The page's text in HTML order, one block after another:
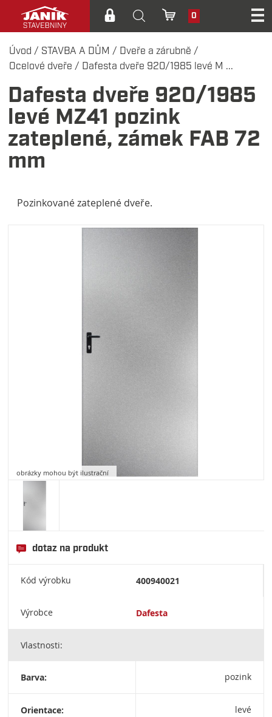
0
Úvod / STAVBA A DŮM / Dveře a zárubně /
Ocelové dveře / Dafesta dveře 920/1985 levé M ...
Dafesta dveře 920/1985
levé MZ41 pozink
zateplené, zámek FAB 72
mm
Pozinkované zateplené dveře.
obrázky mohou být ilustrační
dotaz na produkt
Kód výrobku 400940021
Výrobce Dafesta
Vlastnosti:
Barva: pozink
Orientace: levé